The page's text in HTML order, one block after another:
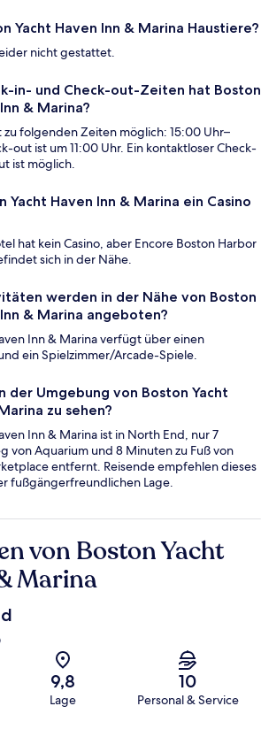
Yacht Haven Inn & Marina Haustiere?
nicht gestattet.
in- und Check-out-Zeiten hat Boston
& Marina?
zu folgenden Zeiten möglich: 15:00 Uhr–
out ist um 11:00 Uhr. Ein kontaktloser Check-
ist möglich.
Yacht Haven Inn & Marina ein Casino
hat kein Casino, aber Encore Boston Harbor
sich in der Nähe.
werden in der Nähe von Boston
& Marina angeboten?
Inn & Marina verfügt über einen
ein Spielzimmer/Arcade-Spiele.
der Umgebung von Boston Yacht
zu sehen?
Inn & Marina ist in North End, nur 7
von Aquarium und 8 Minuten zu Fuß von
entfernt. Reisende empfehlen dieses
fußgängerfreundlichen Lage.
von Boston Yacht
Marina
9,8
Lage
10
Personal & Service